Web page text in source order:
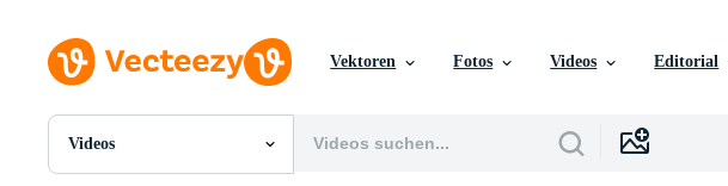
Vektoren Fotos Videos Editorial
Videos
Alle Bilder